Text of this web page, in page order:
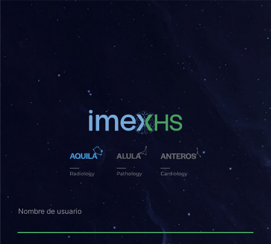
Nombre de usuario